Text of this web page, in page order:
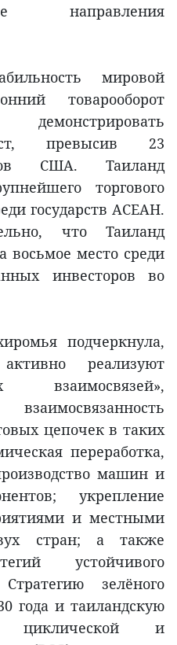
направления
мировой
товарооборот
превысив 23
США. Таиланд
торгового
государств АСЕАН.
что Таиланд
восьмое место среди
инвесторов во
подчеркнула,
реализуют
взаимосвязей»,
цепочек в таких
переработка,
машин и
укрепление
и местными
стран; а также
устойчивого
зелёного
года и таиландскую
циклической и